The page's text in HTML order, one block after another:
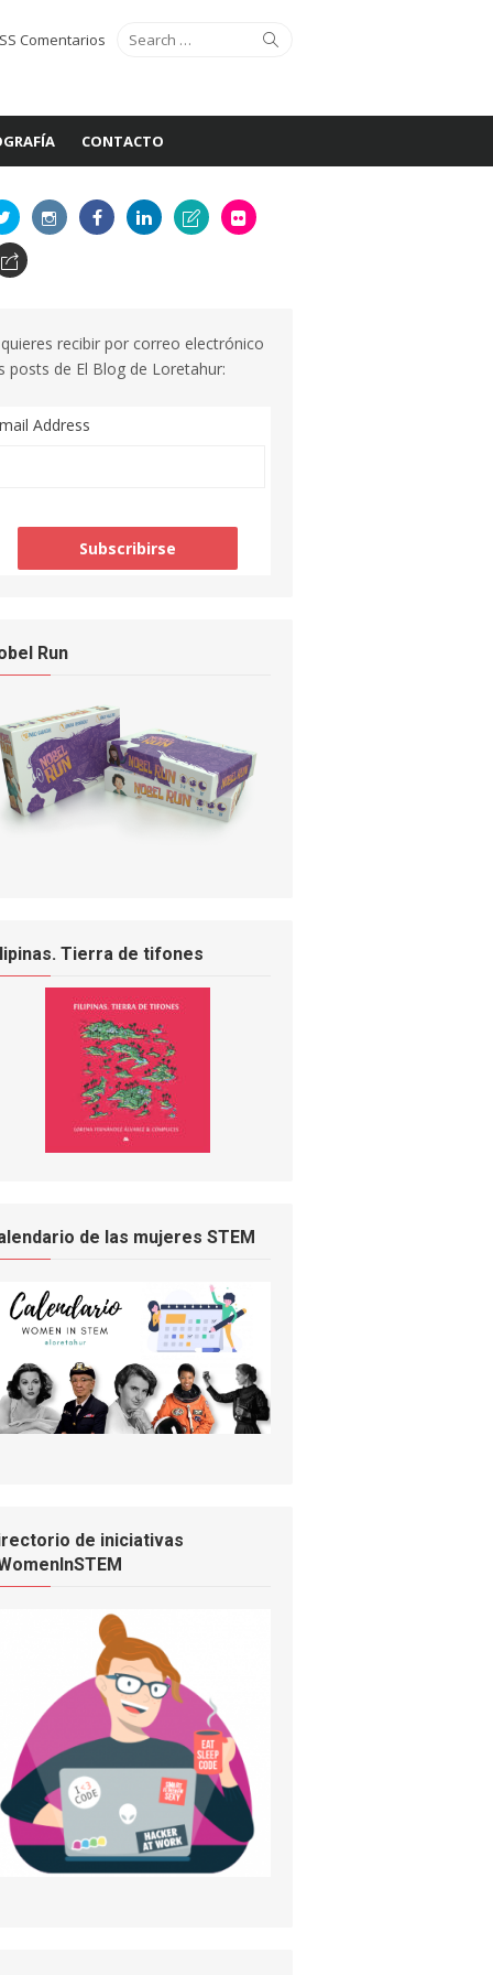
Search
for:
Comentarios
CONTACTO
recibir por correo electrónico
posts de El Blog de Loretahur:
Address
Run
Tierra de tifones
de las mujeres STEM
de iniciativas